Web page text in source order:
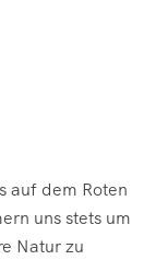
auf dem Roten
uns stets um
Natur zu